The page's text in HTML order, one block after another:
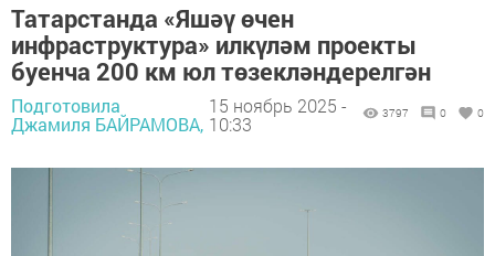
Татарстанда «Яшәү өчен
инфраструктура» илкүләм проекты
буенча 200 км юл төзекләндерелгән
Подготовила
Джамиля БАЙРАМОВА,
15 ноябрь 2025 -
10:33
3797 0 0